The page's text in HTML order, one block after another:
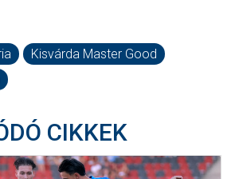
Kisvárda Master Good
CIKKEK